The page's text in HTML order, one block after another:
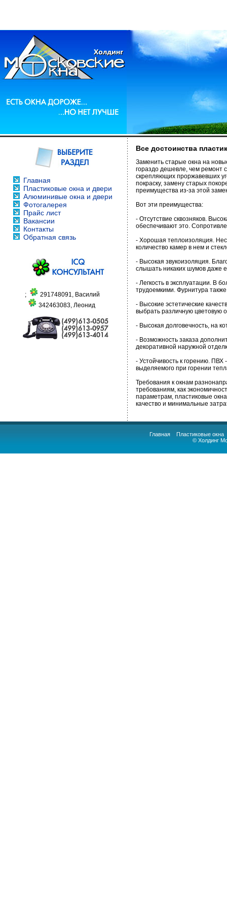
Главная
Пластиковые окна и двери
Алюминивые окна и двери
Фотогалерея
Прайс лист
Вакансии
Контакты
Обратная связь
;
291748091, Василий
342463083, Леонид
Все достоинства
Заменить старые окна на
гораздо дешевле, чем ремонт
скрепляющих проржавевших
покраску, замену старых
преимущества из-за этой
Вот эти преимущества:
- Отсутствие сквозняков.
обеспечивают это.
- Хорошая теплоизоляция.
количество камер в нем и
- Высокая звукоизоляция.
слышать никаких шумов даже
- Легкость в эксплуатации. В
трудоемкими. Фурнитура
- Высокие эстетические
выбрать различную цветовую
- Высокая долговечность, на
- Возможность заказа
декоративной наружной
- Устойчивость к горению.
выделяемого при горении
Требования к окнам
требованиям, как
параметрам, пластиковые
качество и минимальные
Главная
Пластиковые окна
© Холдинг